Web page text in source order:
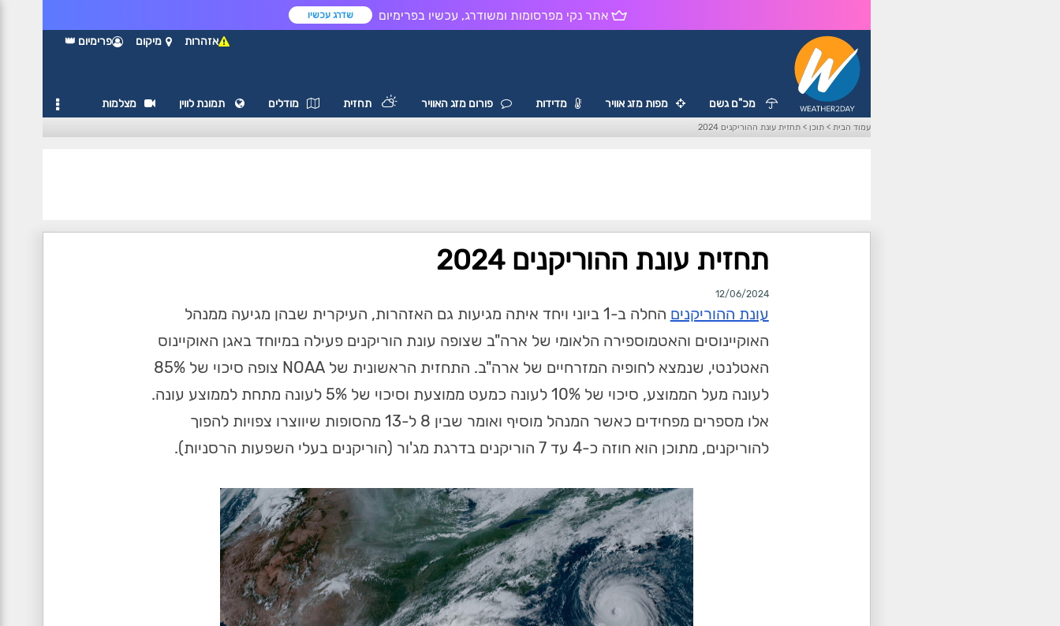
אתר נקי מפרסומות ומשודרג, עכשיו בפרימיום שדרג עכשיו
אזהרות מיקום פרימיום 👑
מכ"ם גשם מפות מזג אוויר מדידות פורום מזג האוויר תחזית מודלים תמונת לווין מצלמות
עמוד הבית >תוכן >תחזית עונת ההוריקנים 2024
תחזית עונת ההוריקנים 2024
12/06/2024
עונת ההוריקנים
החלה ב-1 ביוני ויחד איתה מגיעות גם האזהרות, העיקרית שבהן מגיעה ממנהל
האוקיינוסים והאטמוספירה הלאומי של ארה"ב שצופה עונת הוריקנים פעילה במיוחד באגן האוקיינוס
האטלנטי, שנמצא לחופיה המזרחיים של ארה"ב. התחזית הראשונית של NOAA צופה סיכוי של 85%
לעונה מעל הממוצע, סיכוי של 10% לעונה כמעט ממוצעת וסיכוי של 5% לעונה מתחת לממוצע עונה.
אלו מספרים מפחידים כאשר המנהל מוסיף ואומר שבין 8 ל-13 מהסופות שיווצרו צפויות להפוך
להוריקנים, מתוכן הוא חוזה כ-4 עד 7 הוריקנים בדרגת מג'ור (הוריקנים בעלי השפעות הרסניות).